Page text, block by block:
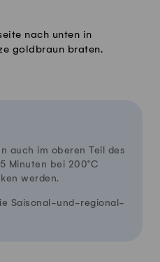
nach unten in
goldbraun braten.
auch im oberen Teil des
Minuten bei 200°C
werden.
Saisonal-und-regional-